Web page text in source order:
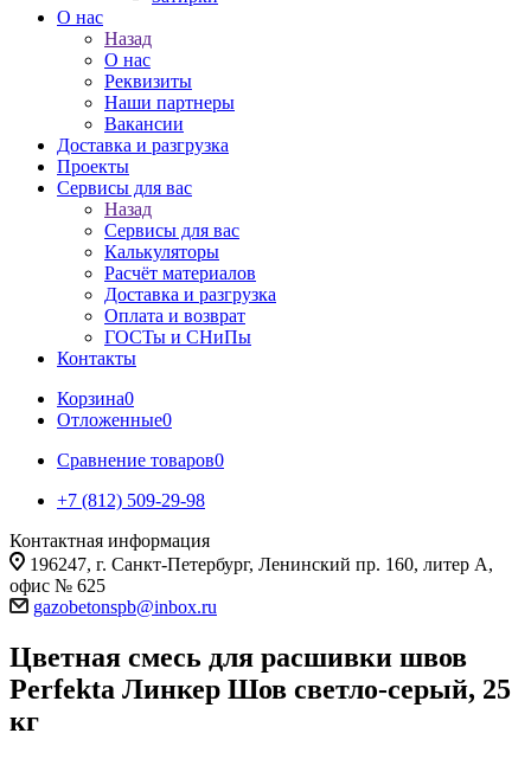
О нас
Назад
О нас
Реквизиты
Наши партнеры
Вакансии
Доставка и разгрузка
Проекты
Сервисы для вас
Назад
Сервисы для вас
Калькуляторы
Расчёт материалов
Доставка и разгрузка
Оплата и возврат
ГОСТы и СНиПы
Контакты
Корзина0
Отложенные0
Сравнение товаров0
+7 (812) 509-29-98
Контактная информация
196247, г. Санкт-Петербург, Ленинский пр. 160, литер А,
офис № 625
gazobetonspb@inbox.ru
Цветная смесь для расшивки швов
Perfekta Линкер Шов светло-серый, 25
кг